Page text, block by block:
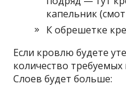
капельник
К обрешетке
Если кровлю будете
количество
Слоев будет больше: